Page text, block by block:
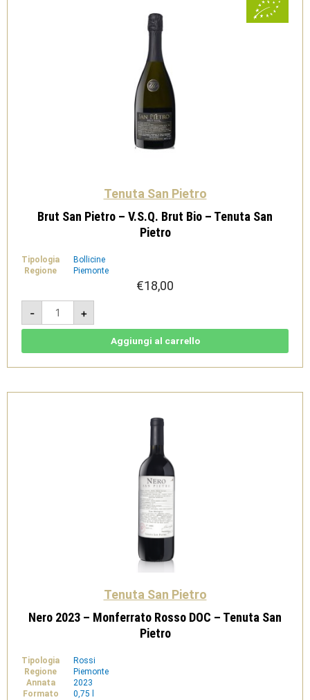
Tenuta San Pietro
Brut San Pietro – V.S.Q. Brut Bio – Tenuta San
Pietro
Tipologia
Bollicine
Regione
Piemonte
€18,00
-
Brut
San
Pietro
-
-
Pietro
+
Aggiungi al carrello
Tenuta San Pietro
Nero 2023 – Monferrato Rosso DOC – Tenuta San
Pietro
Tipologia
Rossi
Regione
Piemonte
Annata
2023
Formato
0,75 l